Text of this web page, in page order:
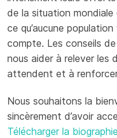
de la situation
ce qu’aucune
compte. Les conseils
nous aider à relever les
attendent et à
Nous souhaitons la
sincèrement d’avoir
Télécharger la